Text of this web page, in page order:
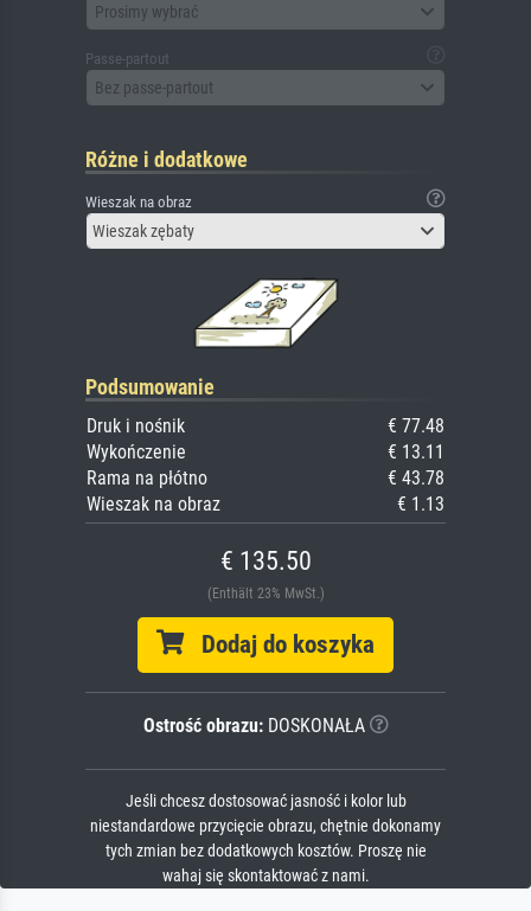
Prosimy wybrać
Passe-partout
Bez passe-partout
Różne i dodatkowe
Wieszak na obraz
Wieszak zębaty
Podsumowanie
Druk i nośnik
€ 77.48
Wykończenie
€ 13.11
Rama na płótno
€ 43.78
Wieszak na obraz
€ 1.13
€ 135.50
(Enthält 23% MwSt.)
Dodaj do koszyka
Ostrość obrazu:DOSKONAŁA
Jeśli chcesz dostosować jasność i kolor lub
niestandardowe przycięcie obrazu, chętnie dokonamy
tych zmian bez dodatkowych kosztów. Proszę nie
wahaj się skontaktować z nami.